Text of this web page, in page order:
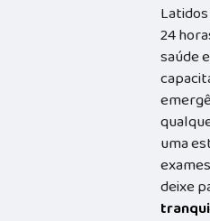
24
saúde
uma
deixe